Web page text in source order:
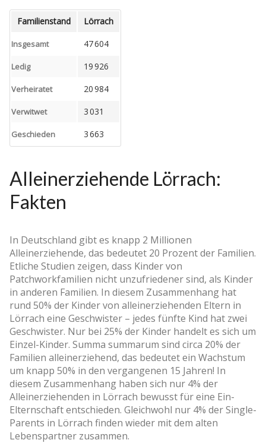
Familienstand Lörrach
Insgesamt 47 604
Ledig 19 926
Verheiratet 20 984
Verwitwet 3 031
Geschieden 3 663
Alleinerziehende Lörrach:
Fakten
In Deutschland gibt es knapp 2 Millionen
Alleinerziehende, das bedeutet 20 Prozent der Familien.
Etliche Studien zeigen, dass Kinder von
Patchworkfamilien nicht unzufriedener sind, als Kinder
in anderen Familien. In diesem Zusammenhang hat
rund 50% der Kinder von alleinerziehenden Eltern in
Lörrach eine Geschwister – jedes fünfte Kind hat zwei
Geschwister. Nur bei 25% der Kinder handelt es sich um
Einzel-Kinder. Summa summarum sind circa 20% der
Familien alleinerziehend, das bedeutet ein Wachstum
um knapp 50% in den vergangenen 15 Jahren! In
diesem Zusammenhang haben sich nur 4% der
Alleinerziehenden in Lörrach bewusst für eine Ein-
Elternschaft entschieden. Gleichwohl nur 4% der Single-
Parents in Lörrach finden wieder mit dem alten
Lebenspartner zusammen.